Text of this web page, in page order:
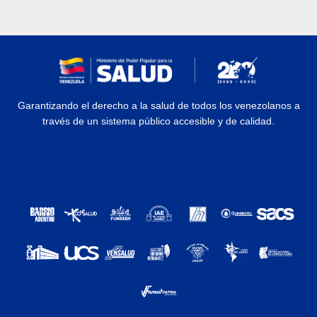
Garantizando el derecho a la salud de todos los venezolanos a
través de un sistema público accesible y de calidad.